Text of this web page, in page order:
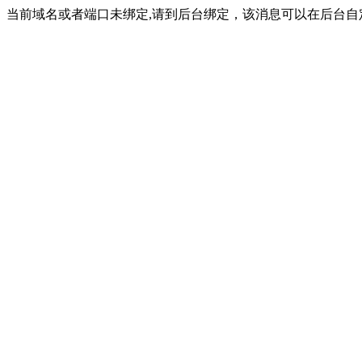
当前域名或者端口未绑定,请到后台绑定，该消息可以在后台自